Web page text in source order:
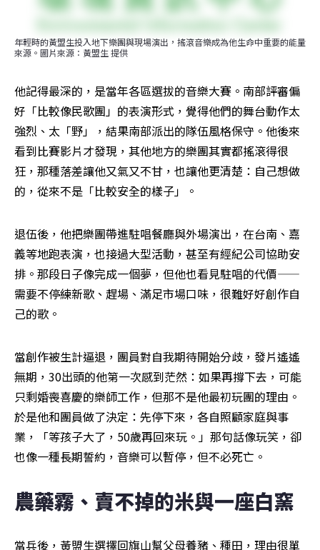
年輕時的黃盟生投入地下樂團與現場演出，搖滾音樂成為他生命中重要的能量
來源。圖片來源：黃盟生 提供
他記得最深的，是當年各區選拔的音樂大賽。南部評審偏
好「比較像民歌團」的表演形式，覺得他們的舞台動作太
強烈、太「野」，結果南部派出的隊伍風格保守。他後來
看到比賽影片才發現，其他地方的樂團其實都搖滾得很
狂，那種落差讓他又氣又不甘，也讓他更清楚：自己想做
的，從來不是「比較安全的樣子」。
退伍後，他把樂團帶進駐唱餐廳與外場演出，在台南、嘉
義等地跑表演，也接過大型活動，甚至有經紀公司協助安
排。那段日子像完成一個夢，但他也看見駐唱的代價——
需要不停練新歌、趕場、滿足市場口味，很難好好創作自
己的歌。
當創作被生計逼退，團員對自我期待開始分歧，發片遙遙
無期，30出頭的他第一次感到茫然：如果再撐下去，可能
只剩婚喪喜慶的樂師工作，但那不是他最初玩團的理由。
於是他和團員做了決定：先停下來，各自照顧家庭與事
業，「等孩子大了，50歲再回來玩。」那句話像玩笑，卻
也像一種長期誓約，音樂可以暫停，但不必死亡。
農藥霧、賣不掉的米與一座白窯
當兵後，黃盟生選擇回旗山幫父母養豬、種田，理由很單